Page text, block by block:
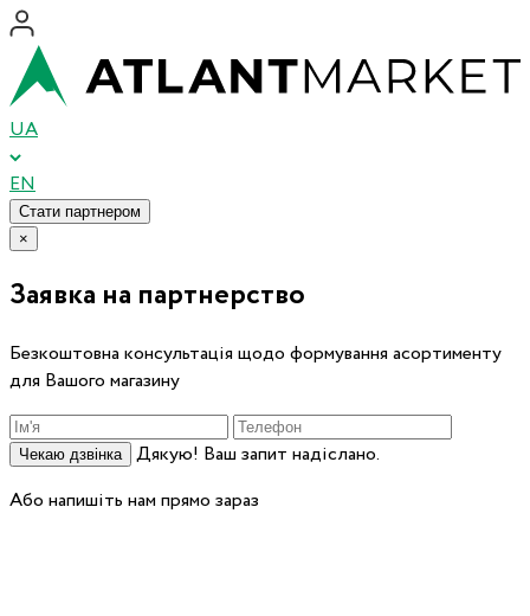
UA
EN
Стати партнером
×
Заявка на партнерство
Безкоштовна консультація щодо формування асортименту
для Вашого магазину
Чекаю дзвінка
Дякую! Ваш запит надіслано.
Або напишіть нам прямо зараз